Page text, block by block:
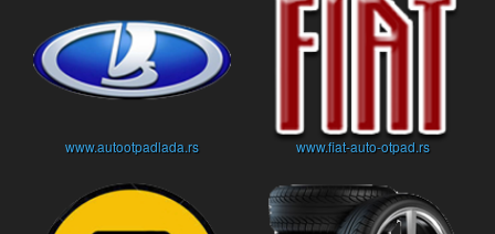
www.autootpadlada.rs www.fiat-auto-otpad.rs